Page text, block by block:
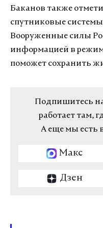
Баканов также
спутниковые
Вооруженные силы
информацией в
поможет сохранить
Подпишитесь
работает там,
А еще мы есть
Макс
Дзен